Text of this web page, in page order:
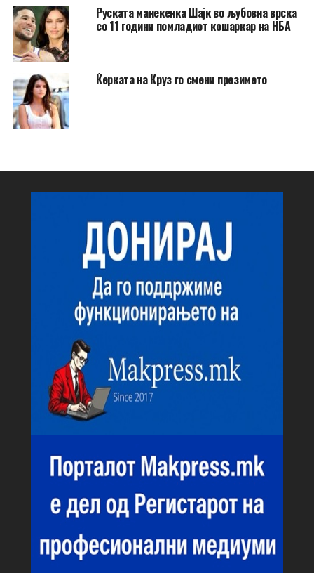
Руската манекенка Шајк во љубовна врска
со 11 години помладиот кошаркар на НБА
Ќерката на Круз го смени презимето